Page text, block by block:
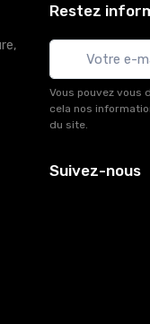
Restez
Vous pouvez vous
cela nos
du site.
Suivez-nous